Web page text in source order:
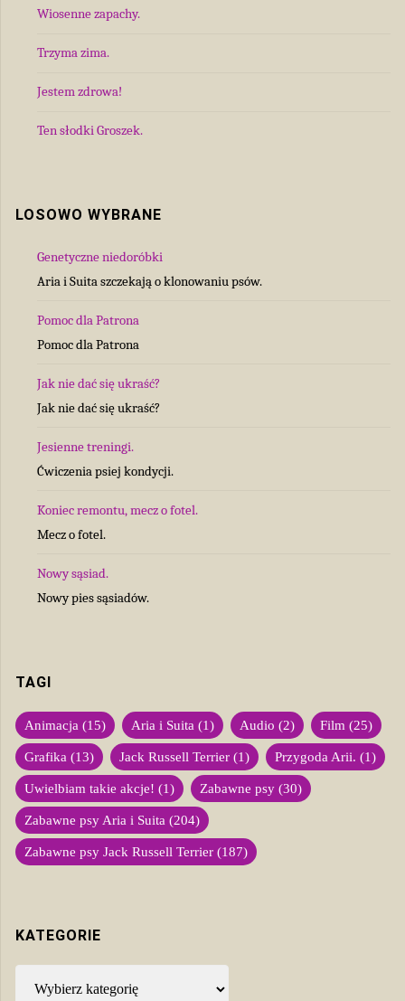
Wiosenne zapachy.
Trzyma zima.
Jestem zdrowa!
Ten słodki Groszek.
LOSOWO WYBRANE
Genetyczne niedoróbki
Aria i Suita szczekają o klonowaniu psów.
Pomoc dla Patrona
Pomoc dla Patrona
Jak nie dać się ukraść?
Jak nie dać się ukraść?
Jesienne treningi.
Ćwiczenia psiej kondycji.
Koniec remontu, mecz o fotel.
Mecz o fotel.
Nowy sąsiad.
Nowy pies sąsiadów.
TAGI
Animacja (15) Aria i Suita (1) Audio (2) Film (25)
Grafika (13) Jack Russell Terrier (1) Przygoda Arii. (1)
Uwielbiam takie akcje! (1) Zabawne psy (30)
Zabawne psy Aria i Suita (204)
Zabawne psy Jack Russell Terrier (187)
KATEGORIE